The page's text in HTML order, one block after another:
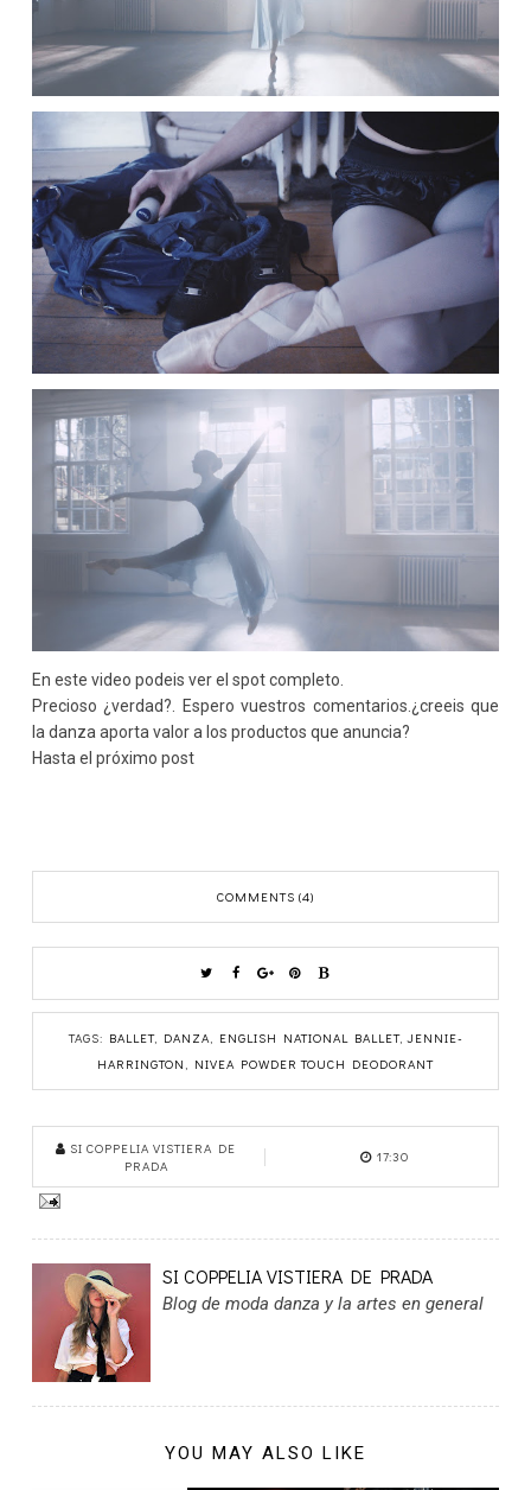
En este video podeis ver el spot completo.
Precioso ¿verdad?. Espero vuestros comentarios.¿creeis que
la danza aporta valor a los productos que anuncia?
Hasta el próximo post
COMMENTS (4)
TAGS: BALLET, DANZA ENGLISH NATIONAL BALLET, JENNIE-
HARRINGTON
NIVEA POWDER TOUCH DEODORANT
SI COPPELIA VISTIERA DE
PRADA
17:30
SI COPPELIA VISTIERA DE PRADA
Blog de moda danza y la artes en general
YOU MAY ALSO LIKE